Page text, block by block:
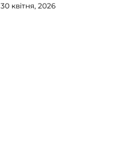
30 квітня, 2026